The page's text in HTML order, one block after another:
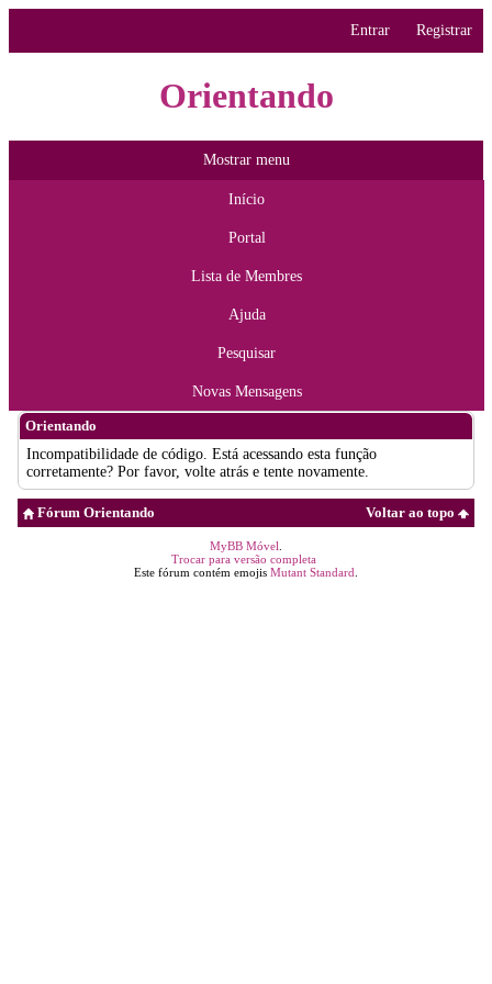
Entrar Registrar
Orientando
Mostrar menu
Início
Portal
Lista de Membres
Ajuda
Pesquisar
Novas Mensagens
Orientando
Incompatibilidade de código. Está acessando esta função
corretamente? Por favor, volte atrás e tente novamente.
Voltar ao topo
Fórum Orientando
MyBB Móvel
Trocar para versão completa
Este fórum contém emojis Mutant Standard